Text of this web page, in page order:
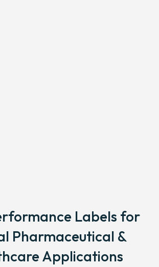
Labels for
Pharmaceutical &
Applications